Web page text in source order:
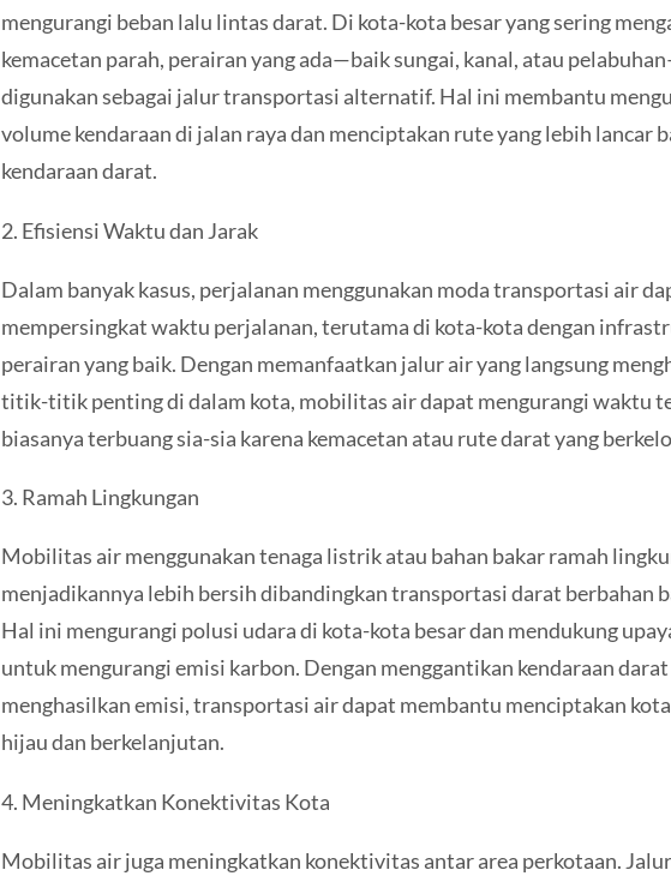
mengurangi beban lalu lintas darat. Di kota-kota besar yang sering
kemacetan parah, perairan yang ada—baik sungai, kanal, atau
digunakan sebagai jalur transportasi alternatif. Hal ini membantu
volume kendaraan di jalan raya dan menciptakan rute yang lebih lancar
kendaraan darat.
2. Efisiensi Waktu dan Jarak
Dalam banyak kasus, perjalanan menggunakan moda transportasi air
mempersingkat waktu perjalanan, terutama di kota-kota dengan
perairan yang baik. Dengan memanfaatkan jalur air yang langsung
titik-titik penting di dalam kota, mobilitas air dapat mengurangi waktu
biasanya terbuang sia-sia karena kemacetan atau rute darat yang
3. Ramah Lingkungan
Mobilitas air menggunakan tenaga listrik atau bahan bakar ramah
menjadikannya lebih bersih dibandingkan transportasi darat berbahan
Hal ini mengurangi polusi udara di kota-kota besar dan mendukung
untuk mengurangi emisi karbon. Dengan menggantikan kendaraan
menghasilkan emisi, transportasi air dapat membantu menciptakan
hijau dan berkelanjutan.
4. Meningkatkan Konektivitas Kota
Mobilitas air juga meningkatkan konektivitas antar area perkotaan.